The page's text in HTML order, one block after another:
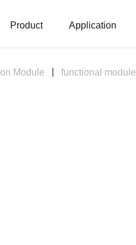
Product Application
Module functional module